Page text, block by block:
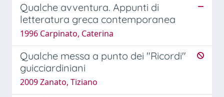
Qualche avventura. Appunti di
letteratura greca contemporanea
1996 Carpinato, Caterina
Qualche messa a punto dei "Ricordi"
guicciardiniani
2009 Zanato, Tiziano